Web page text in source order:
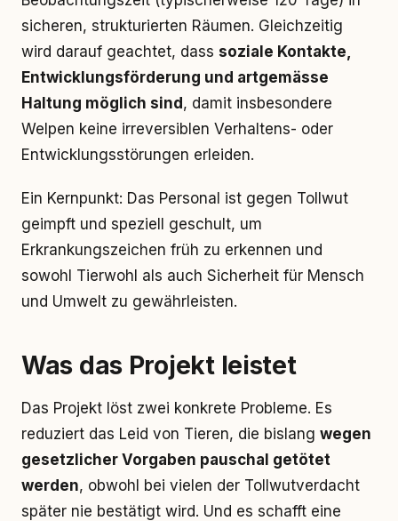
sicheren, strukturierten Räumen. Gleichzeitig
wird darauf geachtet, dass soziale Kontakte,
Entwicklungsförderung und artgemässe
Haltung möglich sind , damit insbesondere
Welpen keine irreversiblen Verhaltens- oder
Entwicklungsstörungen erleiden.
Ein Kernpunkt: Das Personal ist gegen Tollwut
geimpft und speziell geschult, um
Erkrankungszeichen früh zu erkennen und
sowohl Tierwohl als auch Sicherheit für Mensch
und Umwelt zu gewährleisten.
Was das Projekt leistet
Das Projekt löst zwei konkrete Probleme. Es
reduziert das Leid von Tieren, die bislang wegen
gesetzlicher Vorgaben pauschal getötet
werden, obwohl bei vielen der Tollwutverdacht
später nie bestätigt wird. Und es schafft eine